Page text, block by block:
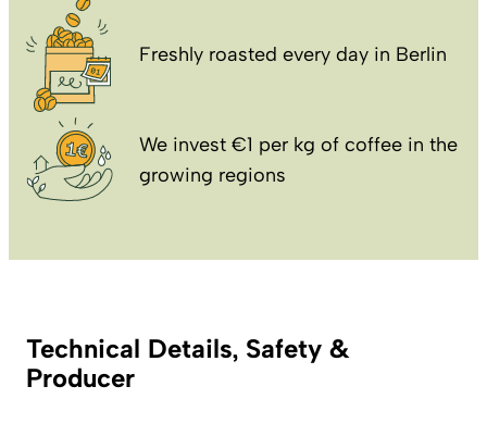
Freshly roasted every day in Berlin
We invest €1 per kg of coffee in the
growing regions
Technical Details, Safety &
Producer